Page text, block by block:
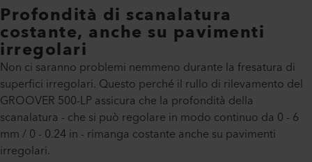
Profondità di scanalatura
costante, anche su pavimenti
irregolari
Non ci saranno problemi nemmeno durante la fresatura di
superfici irregolari. Questo perché il rullo di rilevamento del
GROOVER 500-LP assicura che la profondità della
scanalatura - che si può regolare in modo continuo da 0 - 6
mm / 0 - 0.24 in - rimanga costante anche su pavimenti
irregolari.